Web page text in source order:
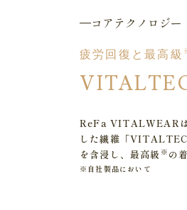
コアテクノロジー
疲労回復と最高級
ReFa VITALWEARは
した繊維「
を含浸し、最高級 ※ の
※自社製品において